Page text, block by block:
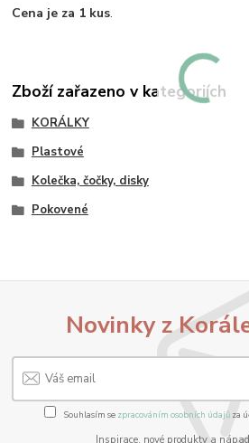
Cena je za 1 kus.
Zboží zařazeno v kategoriích
KORÁLKY
Plastové
Kolečka, čočky, disky
Pokovené
Novinky z
Souhlasím se zpracováním osobních údajůza
Inspirace, nové produkty a